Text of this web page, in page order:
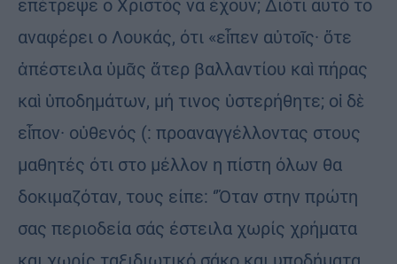
επέτρεψε ο Χριστός να έχουν; Διότι αυτό το
αναφέρει ο Λουκάς, ότι «εἶπεν αὐτοῖς· ὅτε
ἀπέστειλα ὑμᾶς ἄτερ βαλλαντίου καὶ πήρας
καὶ ὑποδημάτων, μή τινος ὑστερήθητε; οἱ δὲ
εἶπον· οὐθενός (: προαναγγέλλοντας στους
μαθητές ότι στο μέλλον η πίστη όλων θα
δοκιμαζόταν, τους είπε: ‘’Όταν στην πρώτη
σας περιοδεία σάς έστειλα χωρίς χρήματα